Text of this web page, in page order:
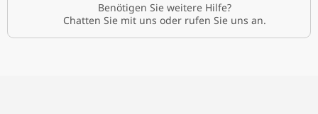
Benötigen Sie weitere Hilfe?
Chatten Sie mit uns oder rufen Sie uns an.